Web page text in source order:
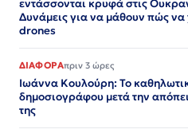
εντάσσονται κρυφά στις
Δυνάμεις για να μάθουν πώς να
drones
ΔΙΑΦΟΡΑπριν 3 ώρες
Ιωάννα Κουλούρη: Το
δημοσιογράφου μετά την
της